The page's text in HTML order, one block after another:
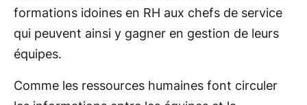
formations idoines en RH aux chefs de service
qui peuvent ainsi y gagner en gestion de leurs
équipes.
Comme les ressources humaines font circuler